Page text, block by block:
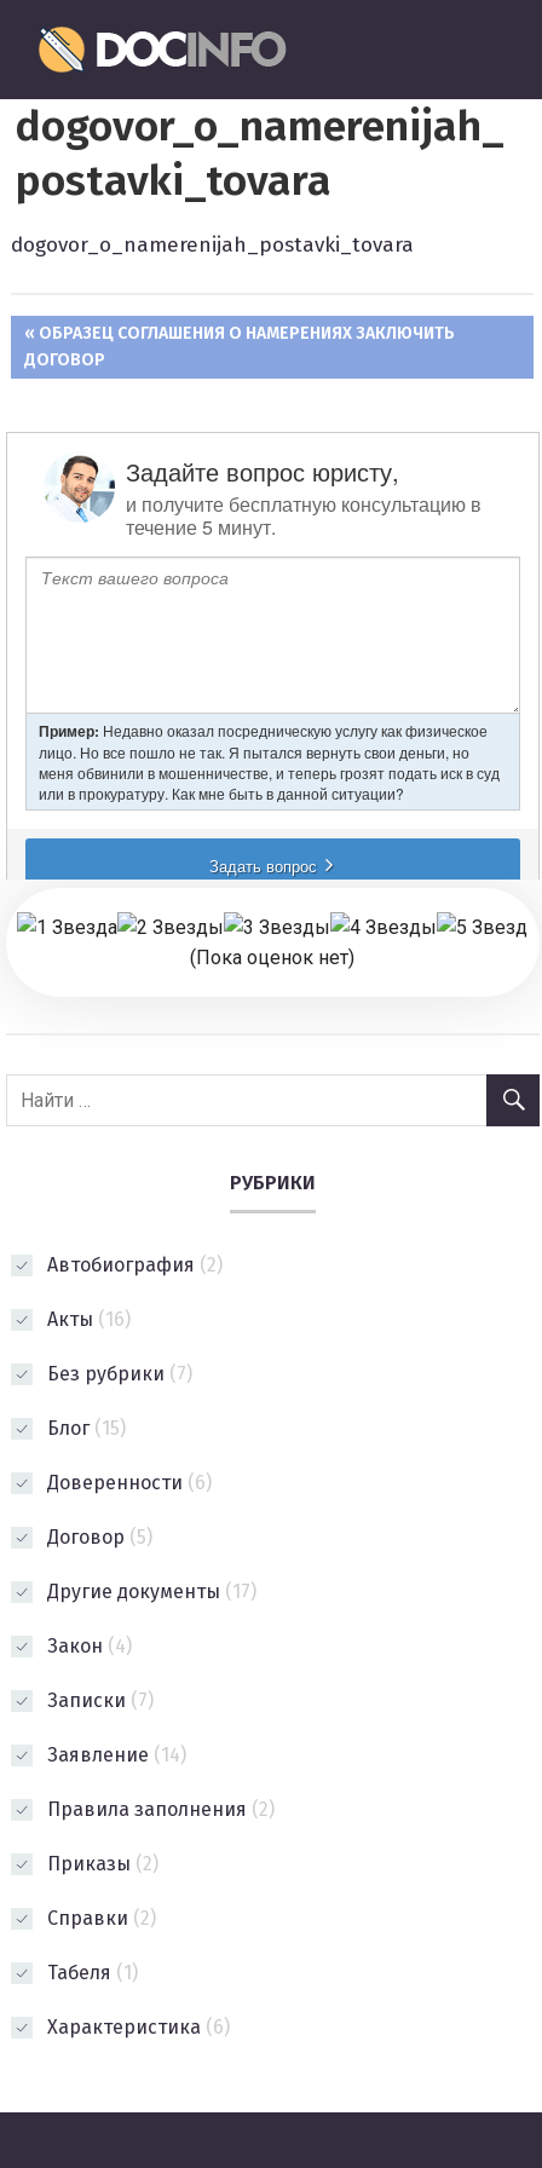
перейти
к
содержимому
оформление
и
заполнение
документов
dogovor_o_namerenijah_
postavki_tovara
dogovor_o_namerenijah_postavki_tovara
Навигация
записям
ПРЕДЫДУЩАЯ
ЗАПИСЬ:
ОБРАЗЕЦ СОГЛАШЕНИЯ О НАМЕРЕНИЯХ ЗАКЛЮЧИТЬ
ДОГОВОР
(Пока оценок нет)
РУБРИКИ
Автобиография (2)
Акты (16)
Без рубрики (7)
Блог(15)
Доверенности (6)
Договор (5)
Другие документы (17)
Закон (4)
Записки (7)
Заявление (14)
Правила заполнения (2)
Приказы (2)
Справки (2)
Табеля (1)
Характеристика (6)